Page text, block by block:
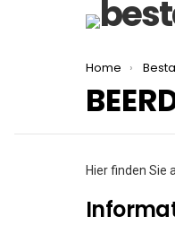
You are here:
Home
Hier finden Sie